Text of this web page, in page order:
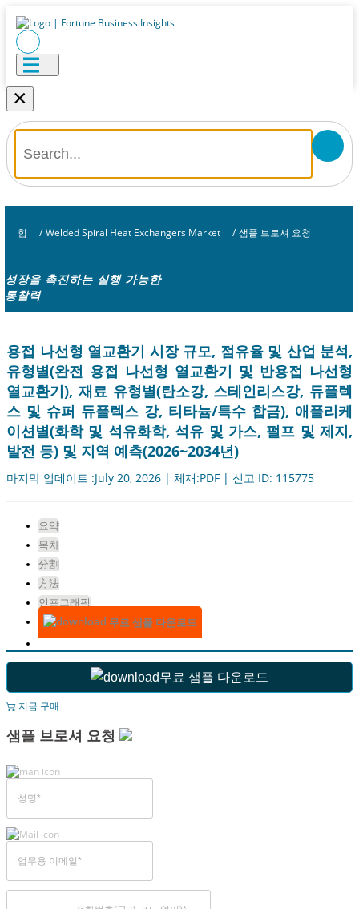
×
힘 / Welded Spiral Heat Exchangers Market / 샘플 브로셔 요청
성장을 촉진하는 실행 가능한
통찰력
용접 나선형 열교환기 시장 규모, 점유율 및 산업 분석,
유형별(완전 용접 나선형 열교환기 및 반용접 나선형
열교환기), 재료 유형별(탄소강, 스테인리스강, 듀플렉
스 및 슈퍼 듀플렉스 강, 티타늄/특수 합금), 애플리케
이션별(화학 및 석유화학, 석유 및 가스, 펄프 및 제지,
발전 등) 및 지역 예측(2026~2034년)
마지막 업데이트 :July 20, 2026 | 체재:PDF | 신고 ID: 115775
요약
목차
分割
方法
인포그래픽
무료 샘플 다운로드
무료 샘플 다운로드
지금 구매
샘플 브로셔 요청